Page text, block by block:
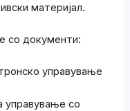
материјал.
со документи:
управување
управување со